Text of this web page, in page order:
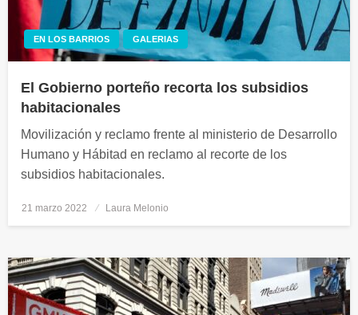
EN LOS BARRIOS GALERIAS
El Gobierno porteño recorta los subsidios
habitacionales
Movilización y reclamo frente al ministerio de Desarrollo
Humano y Hábitad en reclamo al recorte de los
subsidios habitacionales.
Publicado
21 marzo 2022 Laura Melonio